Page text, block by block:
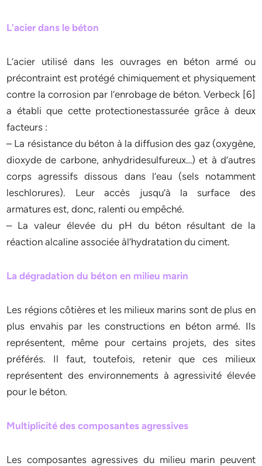
L’acier dans le béton
L’acier utilisé dans les ouvrages en béton armé ou
précontraint est protégé chimiquement et physiquement
contre la corrosion par l’enrobage de béton. Verbeck [6]
a établi que cette protectionestassurée grâce à deux
facteurs :
– La résistance du béton à la diffusion des gaz (oxygène,
dioxyde de carbone, anhydridesulfureux…) et à d’autres
corps agressifs dissous dans l’eau (sels notamment
leschlorures). Leur accès jusqu’à la surface des
armatures est, donc, ralenti ou empêché.
– La valeur élevée du pH du béton résultant de la
réaction alcaline associée àl’hydratation du ciment.
La dégradation du béton en milieu marin
Les régions côtières et les milieux marins sont de plus en
plus envahis par les constructions en béton armé. Ils
représentent, même pour certains projets, des sites
préférés. Il faut, toutefois, retenir que ces milieux
représentent des environnements à agressivité élevée
pour le béton.
Multiplicité des composantes agressives
Les composantes agressives du milieu marin peuvent